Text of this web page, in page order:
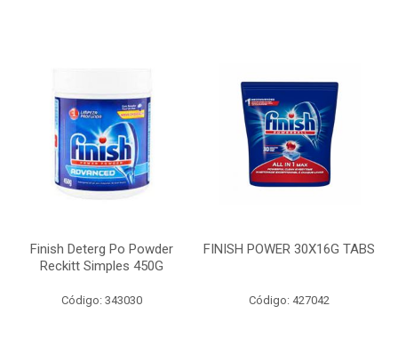
Finish Deterg Po Powder
Reckitt Simples 450G
Código: 343030
FINISH POWER 30X16G TABS
Código: 427042